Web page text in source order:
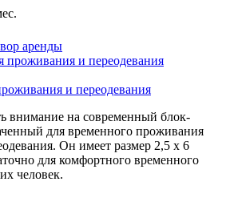
аренды
и переодевания
внимание на современный блок-
для временного проживания
Он имеет размер 2,5 х 6
для комфортного временного
человек.